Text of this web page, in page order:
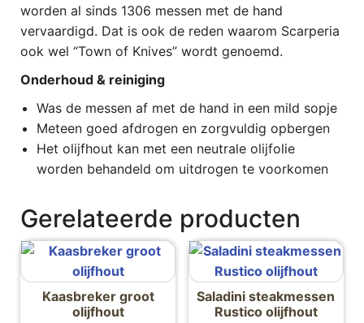
worden al sinds 1306 messen met de hand
vervaardigd. Dat is ook de reden waarom Scarperia
ook wel “Town of Knives” wordt genoemd.
Onderhoud & reiniging
Was de messen af met de hand in een mild sopje
Meteen goed afdrogen en zorgvuldig opbergen
Het olijfhout kan met een neutrale olijfolie
worden behandeld om uitdrogen te voorkomen
Gerelateerde producten
Kaasbreker groot
olijfhout
Saladini steakmessen
Rustico olijfhout